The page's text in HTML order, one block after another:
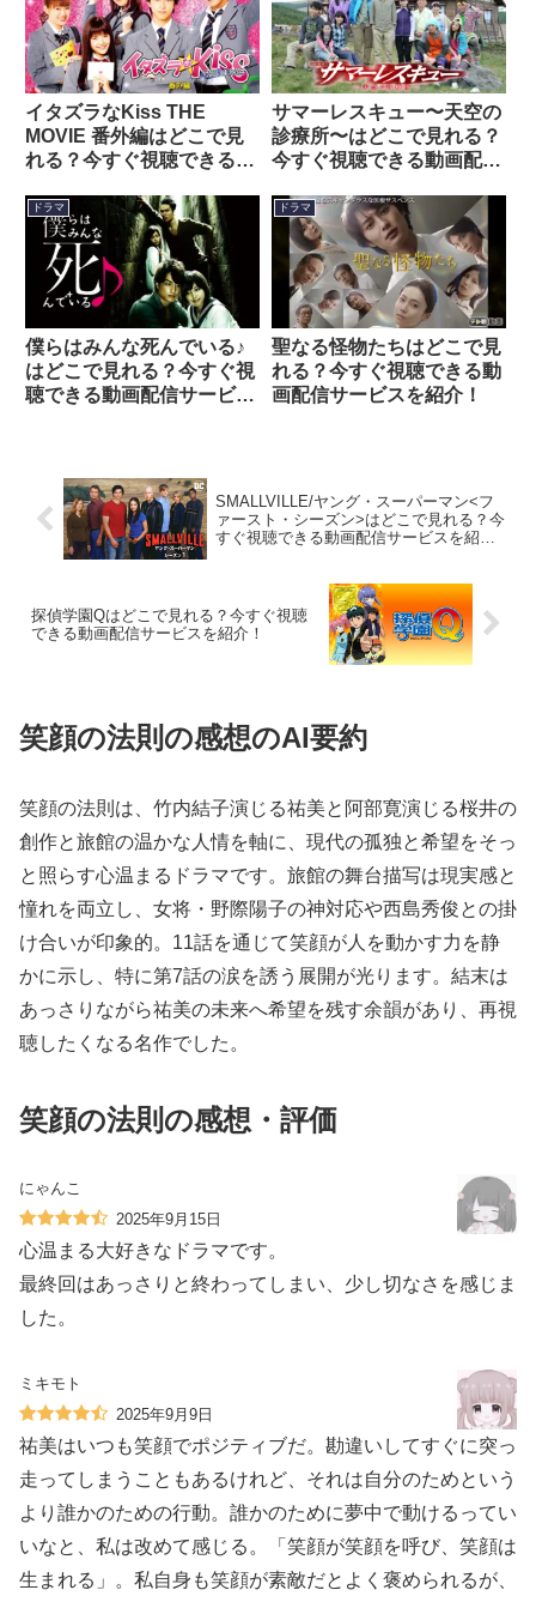
イタズラなKiss THE
MOVIE 番外編はどこで見
れる？今すぐ視聴できる動
サマーレスキュー〜天空の
診療所〜はどこで見れる？
今すぐ視聴できる動画配信
ドラマ
僕らはみんな死んでいる♪
はどこで見れる？今すぐ視
聴できる動画配信サービス
ドラマ
聖なる怪物たちはどこで見
れる？今すぐ視聴できる動
画配信サービスを紹介！
SMALLVILLE/ヤング・スーパーマン<フ
ァースト・シーズン>はどこで見れる？今
すぐ視聴できる動画配信サービスを紹
探偵学園Qはどこで見れる？今すぐ視聴
できる動画配信サービスを紹介！
笑顔の法則の感想のAI要約
笑顔の法則は、竹内結子演じる祐美と阿部寛演じる桜井の
創作と旅館の温かな人情を軸に、現代の孤独と希望をそっ
と照らす心温まるドラマです。旅館の舞台描写は現実感と
憧れを両立し、女将・野際陽子の神対応や西島秀俊との掛
け合いが印象的。11話を通じて笑顔が人を動かす力を静
かに示し、特に第7話の涙を誘う展開が光ります。結末は
あっさりながら祐美の未来へ希望を残す余韻があり、再視
聴したくなる名作でした。
笑顔の法則の感想・評価
にゃんこ
2025年9月15日
心温まる大好きなドラマです。
最終回はあっさりと終わってしまい、少し切なさを感じま
した。
ミキモト
2025年9月9日
祐美はいつも笑顔でポジティブだ。勘違いしてすぐに突っ
走ってしまうこともあるけれど、それは自分のためという
より誰かのための行動。誰かのために夢中で動けるってい
いなと、私は改めて感じる。「笑顔が笑顔を呼び、笑顔は
生まれる」。私自身も笑顔が素敵だとよく褒められるが、